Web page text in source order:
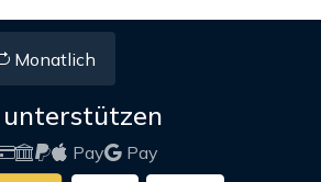
Monatlich
Pay
Pay